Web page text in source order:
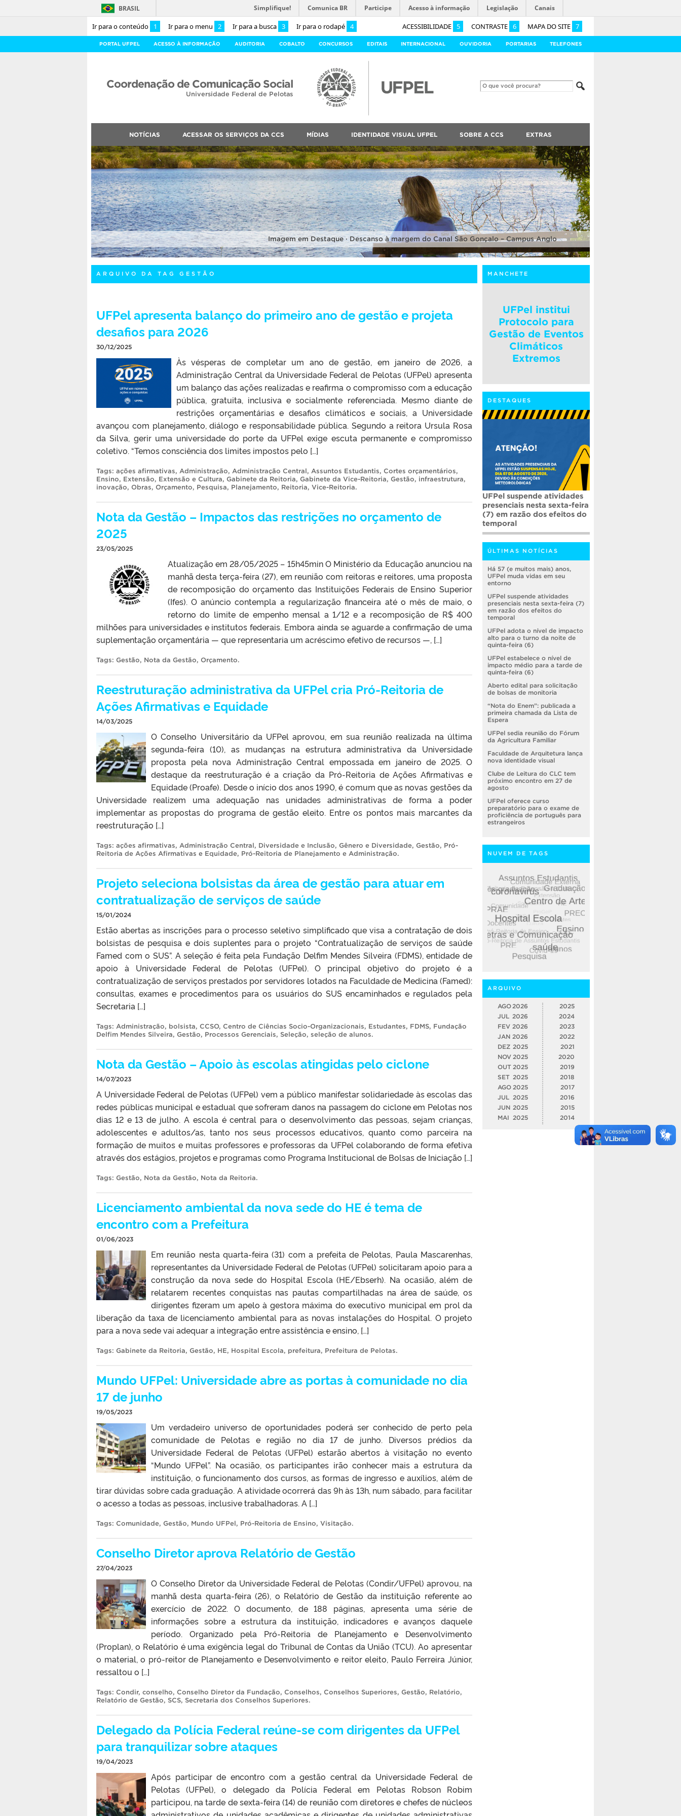
Ir para o conteúdo 1 Ir para o menu 2 Ir para a busca 3 Ir para o rodapé 4 ACESSIBILIDADE 5 CONTRASTE 6 MAPA DO SITE 7
BRASIL Simplifique! Comunica BR Participe Acesso à informação Legislação Canais
PORTAL UFPEL ACESSO À INFORMAÇÃO AUDITORIA COBALTO CONCURSOS EDITAIS INTERNACIONAL OUVIDORIA PORTARIAS TELEFONES
Coordenação de Comunicação Social
Universidade Federal de Pelotas
NOTÍCIAS ACESSAR OS SERVIÇOS DA CCS MÍDIAS IDENTIDADE VISUAL UFPEL SOBRE A CCS EXTRAS
Imagem em Destaque · Descanso à margem do Canal São Gonçalo – Campus Anglo
ARQUIVO DA TAG GESTÃO
UFPel apresenta balanço do primeiro ano de gestão e projeta
desafios para 2026
30/12/2025
Às vésperas de completar um ano de gestão, em janeiro de 2026, a
Administração Central da Universidade Federal de Pelotas (UFPel) apresenta
um balanço das ações realizadas e reafirma o compromisso com a educação
pública, gratuita, inclusiva e socialmente referenciada. Mesmo diante de
restrições orçamentárias e desafios climáticos e sociais, a Universidade
avançou com planejamento, diálogo e responsabilidade pública. Segundo a reitora Ursula Rosa
da Silva, gerir uma universidade do porte da UFPel exige escuta permanente e compromisso
coletivo. “Temos consciência dos limites impostos pelo […]
Tags: ações afirmativas, Administração, Administração Central, Assuntos Estudantis, Cortes orçamentários,
Ensino, Extensão, Extensão e Cultura, Gabinete da Reitoria, Gabinete da Vice-Reitoria, Gestão, infraestrutura,
inovação, Obras, Orçamento, Pesquisa, Planejamento, Reitoria, Vice-Reitoria.
Nota da Gestão – Impactos das restrições no orçamento de
2025
23/05/2025
Atualização em 28/05/2025 – 15h45min O Ministério da Educação anunciou na
manhã desta terça-feira (27), em reunião com reitoras e reitores, uma proposta
de recomposição do orçamento das Instituições Federais de Ensino Superior
(Ifes). O anúncio contempla a regularização financeira até o mês de maio, o
retorno do limite de empenho mensal a 1/12 e a recomposição de R$ 400
milhões para universidades e institutos federais. Embora ainda se aguarde a confirmação de uma
suplementação orçamentária — que representaria um acréscimo efetivo de recursos —, […]
Tags: Gestão, Nota da Gestão, Orçamento.
Reestruturação administrativa da UFPel cria Pró-Reitoria de
Ações Afirmativas e Equidade
14/03/2025
O Conselho Universitário da UFPel aprovou, em sua reunião realizada na última
segunda-feira (10), as mudanças na estrutura administrativa da Universidade
proposta pela nova Administração Central empossada em janeiro de 2025. O
destaque da reestruturação é a criação da Pró-Reitoria de Ações Afirmativas e
Equidade (Proafe). Desde o início dos anos 1990, é comum que as novas gestões da
Universidade realizem uma adequação nas unidades administrativas de forma a poder
implementar as propostas do programa de gestão eleito. Entre os pontos mais marcantes da
reestruturação […]
Tags: ações afirmativas, Administração Central, Diversidade e Inclusão, Gênero e Diversidade, Gestão, Pró-
Reitoria de Ações Afirmativas e Equidade, Pró-Reitoria de Planejamento e Administração.
Projeto seleciona bolsistas da área de gestão para atuar em
contratualização de serviços de saúde
15/01/2024
Estão abertas as inscrições para o processo seletivo simplificado que visa a contratação de dois
bolsistas de pesquisa e dois suplentes para o projeto “Contratualização de serviços de saúde
Famed com o SUS”. A seleção é feita pela Fundação Delfim Mendes Silveira (FDMS), entidade de
apoio à Universidade Federal de Pelotas (UFPel). O principal objetivo do projeto é a
contratualização de serviços prestados por servidores lotados na Faculdade de Medicina (Famed):
consultas, exames e procedimentos para os usuários do SUS encaminhados e regulados pela
Secretaria […]
Tags: Administração, bolsista, CCSO, Centro de Ciências Socio-Organizacionais, Estudantes, FDMS, Fundação
Delfim Mendes Silveira, Gestão, Processos Gerenciais, Seleção, seleção de alunos.
Nota da Gestão – Apoio às escolas atingidas pelo ciclone
14/07/2023
A Universidade Federal de Pelotas (UFPel) vem a público manifestar solidariedade às escolas das
redes públicas municipal e estadual que sofreram danos na passagem do ciclone em Pelotas nos
dias 12 e 13 de julho. A escola é central para o desenvolvimento das pessoas, sejam crianças,
adolescentes e adultos/as, tanto nos seus processos educativos, quanto como parceira na
formação de muitos e muitas professores e professoras da UFPel colaborando de forma efetiva
através dos estágios, projetos e programas como Programa Institucional de Bolsas de Iniciação […]
Tags: Gestão, Nota da Gestão, Nota da Reitoria.
Licenciamento ambiental da nova sede do HE é tema de
encontro com a Prefeitura
01/06/2023
Em reunião nesta quarta-feira (31) com a prefeita de Pelotas, Paula Mascarenhas,
representantes da Universidade Federal de Pelotas (UFPel) solicitaram apoio para a
construção da nova sede do Hospital Escola (HE/Ebserh). Na ocasião, além de
relatarem recentes conquistas nas pautas compartilhadas na área de saúde, os
dirigentes fizeram um apelo à gestora máxima do executivo municipal em prol da
liberação da taxa de licenciamento ambiental para as novas instalações do Hospital. O projeto
para a nova sede vai adequar a integração entre assistência e ensino, […]
Tags: Gabinete da Reitoria, Gestão, HE, Hospital Escola, prefeitura, Prefeitura de Pelotas.
Mundo UFPel: Universidade abre as portas à comunidade no dia
17 de junho
19/05/2023
Um verdadeiro universo de oportunidades poderá ser conhecido de perto pela
comunidade de Pelotas e região no dia 17 de junho. Diversos prédios da
Universidade Federal de Pelotas (UFPel) estarão abertos à visitação no evento
“Mundo UFPel”. Na ocasião, os participantes irão conhecer mais a estrutura da
instituição, o funcionamento dos cursos, as formas de ingresso e auxílios, além de
tirar dúvidas sobre cada graduação. A atividade ocorrerá das 9h às 13h, num sábado, para facilitar
o acesso a todas as pessoas, inclusive trabalhadoras. A […]
Tags: Comunidade, Gestão, Mundo UFPel, Pró-Reitoria de Ensino, Visitação.
Conselho Diretor aprova Relatório de Gestão
27/04/2023
O Conselho Diretor da Universidade Federal de Pelotas (Condir/UFPel) aprovou, na
manhã desta quarta-feira (26), o Relatório de Gestão da instituição referente ao
exercício de 2022. O documento, de 188 páginas, apresenta uma série de
informações sobre a estrutura da instituição, indicadores e avanços daquele
período. Organizado pela Pró-Reitoria de Planejamento e Desenvolvimento
(Proplan), o Relatório é uma exigência legal do Tribunal de Contas da União (TCU). Ao apresentar
o material, o pró-reitor de Planejamento e Desenvolvimento e reitor eleito, Paulo Ferreira Júnior,
ressaltou o […]
Tags: Condir, conselho, Conselho Diretor da Fundação, Conselhos, Conselhos Superiores, Gestão, Relatório,
Relatório de Gestão, SCS, Secretaria dos Conselhos Superiores.
Delegado da Polícia Federal reúne-se com dirigentes da UFPel
para tranquilizar sobre ataques
19/04/2023
Após participar de encontro com a gestão central da Universidade Federal de
Pelotas (UFPel), o delegado da Polícia Federal em Pelotas Robson Robim
participou, na tarde de sexta-feira (14) de reunião com diretores e chefes de núcleos
MANCHETE
UFPel institui
Protocolo para
Gestão de Eventos
Climáticos
Extremos
DESTAQUES
UFPel suspende atividades
presenciais nesta sexta-feira
(7) em razão dos efeitos do
temporal
ÚLTIMAS NOTÍCIAS
Há 57 (e muitos mais) anos,
UFPel muda vidas em seu
entorno
UFPel suspende atividades
presenciais nesta sexta-feira (7)
em razão dos efeitos do
temporal
UFPel adota o nível de impacto
alto para o turno da noite de
quinta-feira (6)
UFPel estabelece o nível de
impacto médio para a tarde de
quinta-feira (6)
Aberto edital para solicitação
de bolsas de monitoria
“Nota do Enem”: publicada a
primeira chamada da Lista de
Espera
UFPel sedia reunião do Fórum
da Agricultura Familiar
Faculdade de Arquitetura lança
nova identidade visual
Clube de Leitura do CLC tem
próximo encontro em 27 de
agosto
UFPel oferece curso
preparatório para o exame de
proficiência de português para
estrangeiros
NUVEM DE TAGS
ARQUIVO
AGO 2026
JUL 2026
FEV 2026
JAN 2026
DEZ 2025
NOV 2025
OUT 2025
SET 2025
AGO 2025
JUL
2025
JUN 2025
MAI
2025
2025
2024
2023
2022
2021
2020
2019
2018
2017
2016
2015
2014